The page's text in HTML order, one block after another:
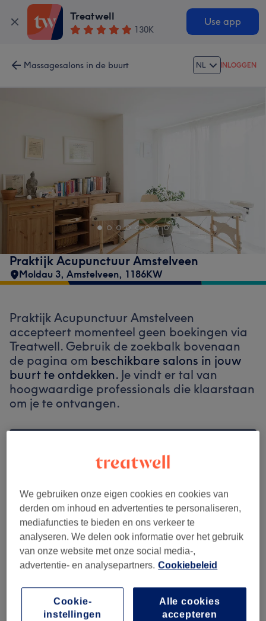
Treatwell
130K
Use app
Massagesalons in de buurt NL INLOGGEN
Praktijk Acupunctuur Amstelveen
Moldau 3, Amstelveen, 1186KW
Praktijk Acupunctuur Amstelveen
accepteert momenteel geen boekingen via
Treatwell. Gebruik de zoekbalk bovenaan
de pagina om beschikbare salons in jouw
buurt te ontdekken. Je vindt er tal van
hoogwaardige professionals die klaarstaan
om je te ontvangen.
Zoek op Treatwell
We gebruiken onze eigen cookies en cookies van
derden om inhoud en advertenties te personaliseren,
mediafuncties te bieden en ons verkeer te
analyseren. We delen ook informatie over het gebruik
van onze website met onze social media-,
advertentie- en analysepartners. Cookiebeleid
Alle cookies
accepteren
Cookie-
instellingen